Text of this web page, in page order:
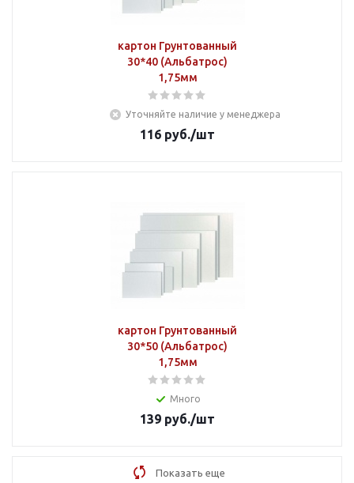
картон Грунтованный
30*40 (Альбатрос)
1,75мм
Уточняйте наличие у менеджера
116 руб./шт
картон Грунтованный
30*50 (Альбатрос)
1,75мм
Много
139 руб./шт
Показать еще